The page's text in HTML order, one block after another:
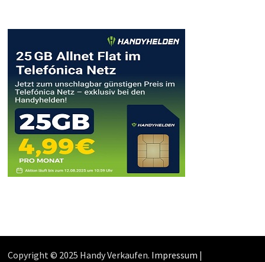
Copyright © 2025 Handy Verkaufen. Impressum |